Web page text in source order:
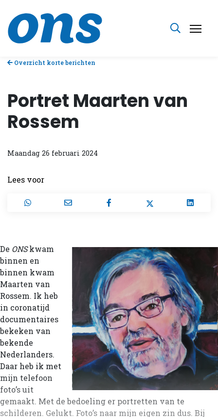
Overzicht korte berichten
Portret Maarten van
Rossem
Maandag 26 februari 2024
Lees voor
De ONSkwam
binnen en
binnen kwam
Maarten van
Rossem. Ik heb
in coronatijd
documentaires
bekeken van
bekende
Nederlanders.
Daar heb ik met
mijn telefoon
foto’s uit
gemaakt. Met de bedoeling er portretten van te
schilderen. Gelukt. Foto’s naar mijn eigen zin dus. Bij